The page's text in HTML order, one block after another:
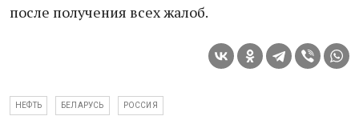
после получения всех жалоб.
НЕФТЬ БЕЛАРУСЬ РОССИЯ